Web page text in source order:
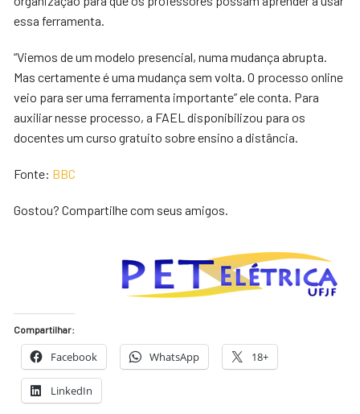
essa ferramenta.
“Viemos de um modelo presencial, numa mudança abrupta.
Mas certamente é uma mudança sem volta. O processo online
veio para ser uma ferramenta importante” ele conta. Para
auxiliar nesse processo, a FAEL disponibilizou para os
docentes um curso gratuito sobre ensino a distância.
Fonte: BBC
Gostou? Compartilhe com seus amigos.
Compartilhar:
Facebook WhatsApp 18+
LinkedIn